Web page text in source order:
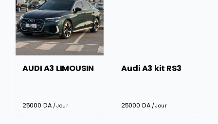
AUDI A3 LIMOUSIN
25000 DA /Jour
Audi A3 kit RS3
25000 DA /Jour